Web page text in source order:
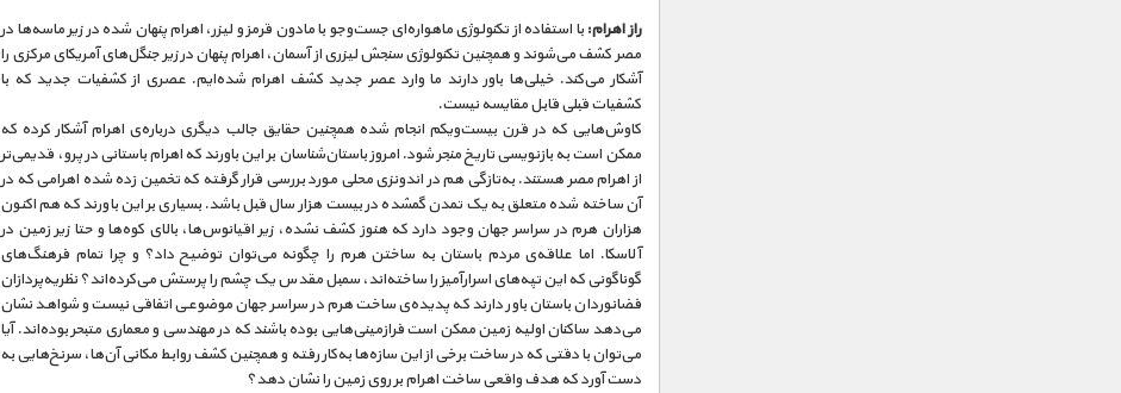
راز اهرام:با استفاده از تکنولوژی ماهواره‌ای جست‌و‌جو با مادون قرمز و لیزر، اهرام پنهان شده در زیر ماسه‌ها در
مصر کشف می‌شوند و همچنین تکنولوژی سنجش لیزری از آسمان، اهرام پنهان در زیر جنگل‌های آمریکای مرکزی را
آشکار می‌کند. خیلی‌ها باور دارند ما وارد عصر جدید کشف اهرام شده‌ایم. عصری از کشفیات جدید که با
کشفیات قبلی قابل مقایسه نیست.
کاوش‌هایی که در قرن بیست‌و‌یکم انجام شده همچنین حقایق جالب دیگری درباره‌ی اهرام آشکار کرده که
ممکن است به بازنویسی تاریخ منجر شود. امروز باستان‌شناسان بر این باورند که اهرام باستانی در پرو، قدیمی‌تر
از اهرام مصر هستند. به‌تازگی هم در اندونزی محلی مورد بررسی قرار گرفته که تخمین زده شده اهرامی که در
آن ساخته شده متعلق به یک تمدن گمشده در بیست هزار سال قبل باشد. بسیاری بر این باورند که هم اکنون
هزاران هرم در سراسر جهان وجود دارد که هنوز کشف نشده، زیر اقیانوس‌ها، بالای کوه‌ها و حتا زیر زمین در
آلاسکا. اما علاقه‌ی مردم باستان به ساختن هرم را چگونه می‌توان توضیح داد؟ و چرا تمام فرهنگ‌های
گوناگونی که این تپه‌های اسرارآمیز را ساخته‌اند، سمبل مقدس یک چشم را پرستش می‌کرده‌اند؟ نظریه‌پردازان
فضانوردان باستان باور دارند که پدیده‌ی ساخت هرم در سراسر جهان موضوعی اتفاقی نیست و شواهد نشان
می‌دهد ساکنان اولیه زمین ممکن است فرازمینی‌هایی بوده باشند که در مهندسی و معماری متبحر بوده‌اند. آیا
می‌توان با دقتی که در ساخت برخی از این سازه‌ها به‌کار رفته و همچنین کشف روابط مکانی آن‌ها، سرنخ‌هایی به
دست آورد که هدف واقعی ساخت اهرام بر روی زمین را نشان دهد؟